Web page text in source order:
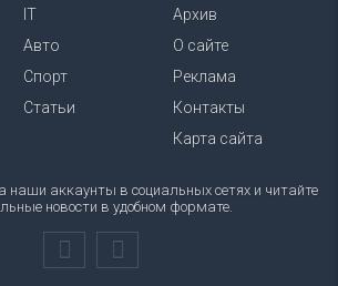
IT
Авто
Спорт
Статьи
Архив
О сайте
Реклама
Контакты
Карта сайта
наши аккаунты в социальных сетях и читайте
новости в удобном формате.